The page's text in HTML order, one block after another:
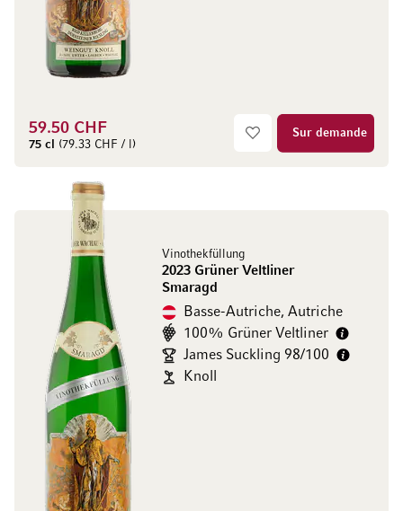
59.50 CHF
75 cl (79.33 CHF / l)
Sur demande
Vinothekfüllung
2023 Grüner Veltliner
Smaragd
Basse-Autriche, Autriche
100% Grüner Veltliner
James Suckling 98/100
Knoll